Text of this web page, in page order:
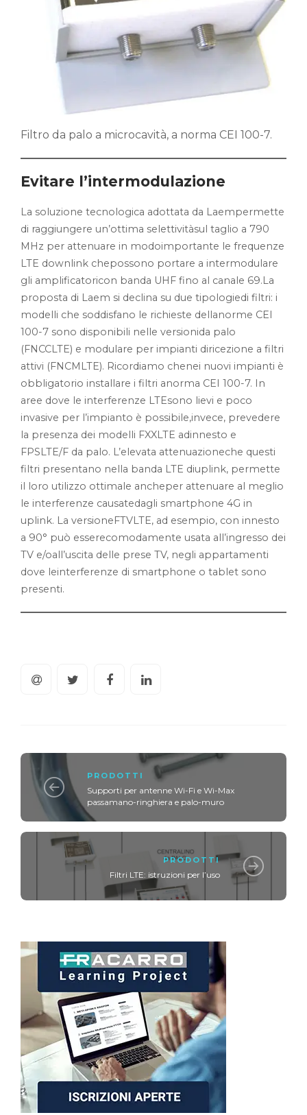
Filtro da palo a microcavità, a norma CEI 100-7.
Evitare l’intermodulazione
La soluzione tecnologica adottata da Laempermette
di raggiungere un’ottima selettivitàsul taglio a 790
MHz per attenuare in modoimportante le frequenze
LTE downlink chepossono portare a intermodulare
gli amplificatoricon banda UHF fino al canale 69.La
proposta di Laem si declina su due tipologiedi filtri: i
modelli che soddisfano le richieste dellanorme CEI
100-7 sono disponibili nelle versionida palo
(FNCCLTE) e modulare per impianti diricezione a filtri
attivi (FNCMLTE). Ricordiamo chenei nuovi impianti è
obbligatorio installare i filtri anorma CEI 100-7. In
aree dove le interferenze LTEsono lievi e poco
invasive per l’impianto è possibile,invece, prevedere
la presenza dei modelli FXXLTE adinnesto e
FPSLTE/F da palo. L’elevata attenuazioneche questi
filtri presentano nella banda LTE diuplink, permette
il loro utilizzo ottimale ancheper attenuare al meglio
le interferenze causatedagli smartphone 4G in
uplink. La versioneFTVLTE, ad esempio, con innesto
a 90° può esserecomodamente usata all’ingresso dei
TV e/oall’uscita delle prese TV, negli appartamenti
dove leinterferenze di smartphone o tablet sono
presenti.
PRODOTTI
Supporti per antenne Wi-Fi e Wi-Max
passamano-ringhiera e palo-muro
PRODOTTI
Filtri LTE: istruzioni per l’uso